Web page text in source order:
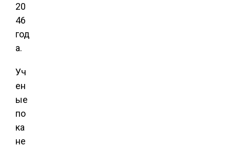
20
46
год
а.
Уч
ен
ые
по
ка
не